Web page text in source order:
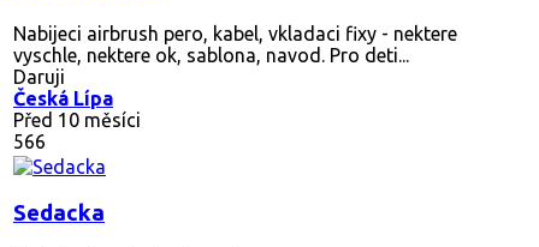
Nabijeci airbrush pero, kabel, vkladaci fixy - nektere
vyschle, nektere ok, sablona, navod. Pro deti...
Daruji
Česká Lípa
Před 10 měsíci
566
Sedacka